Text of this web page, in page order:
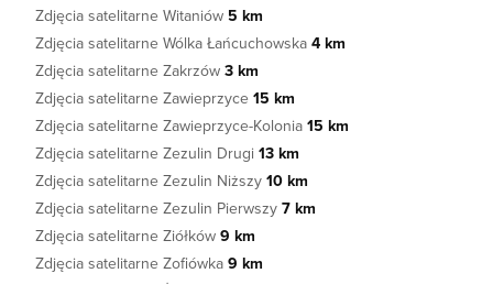
Zdjęcia satelitarne Witaniów 5 km
Zdjęcia satelitarne Wólka Łańcuchowska 4 km
Zdjęcia satelitarne Zakrzów 3 km
Zdjęcia satelitarne Zawieprzyce 15 km
Zdjęcia satelitarne Zawieprzyce-Kolonia 15 km
Zdjęcia satelitarne Zezulin Drugi 13 km
Zdjęcia satelitarne Zezulin Niższy 10 km
Zdjęcia satelitarne Zezulin Pierwszy 7 km
Zdjęcia satelitarne Ziółków 9 km
Zdjęcia satelitarne Zofiówka 9 km